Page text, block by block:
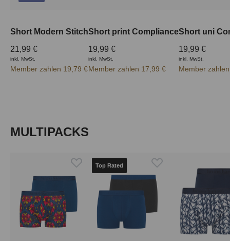
Short Modern Stitch
21,99 €
inkl. MwSt.
Member zahlen 19,79 €
Short print Compliance
19,99 €
inkl. MwSt.
Member zahlen 17,99 €
Short uni
19,99 €
inkl. MwSt.
Member
Produktgalerie überspringen
MULTIPACKS
Top Rated